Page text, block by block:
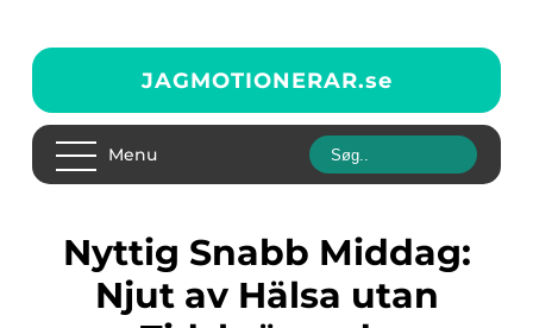
JAGMOTIONERAR.se
Menu
Nyttig Snabb Middag:
Njut av Hälsa utan